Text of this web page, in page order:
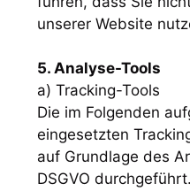
unserer Website
5. Analyse-Tools
a) Tracking-Tools
Die im Folgenden
eingesetzten
auf Grundlage des
DSGVO